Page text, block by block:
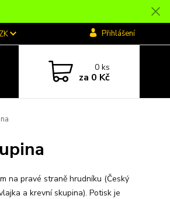
Přihlášení
0ks
za 0 Kč
na pravé straně hrudníku (Český
a krevní skupina). Potisk je